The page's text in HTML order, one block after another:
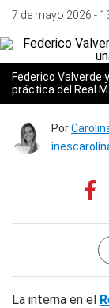
7 de mayo 2026 -
Federico Valverde
práctica del Real
Por
La interna en el